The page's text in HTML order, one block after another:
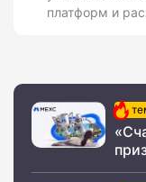
платформ и